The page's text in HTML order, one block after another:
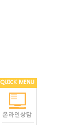
QUICK MENU